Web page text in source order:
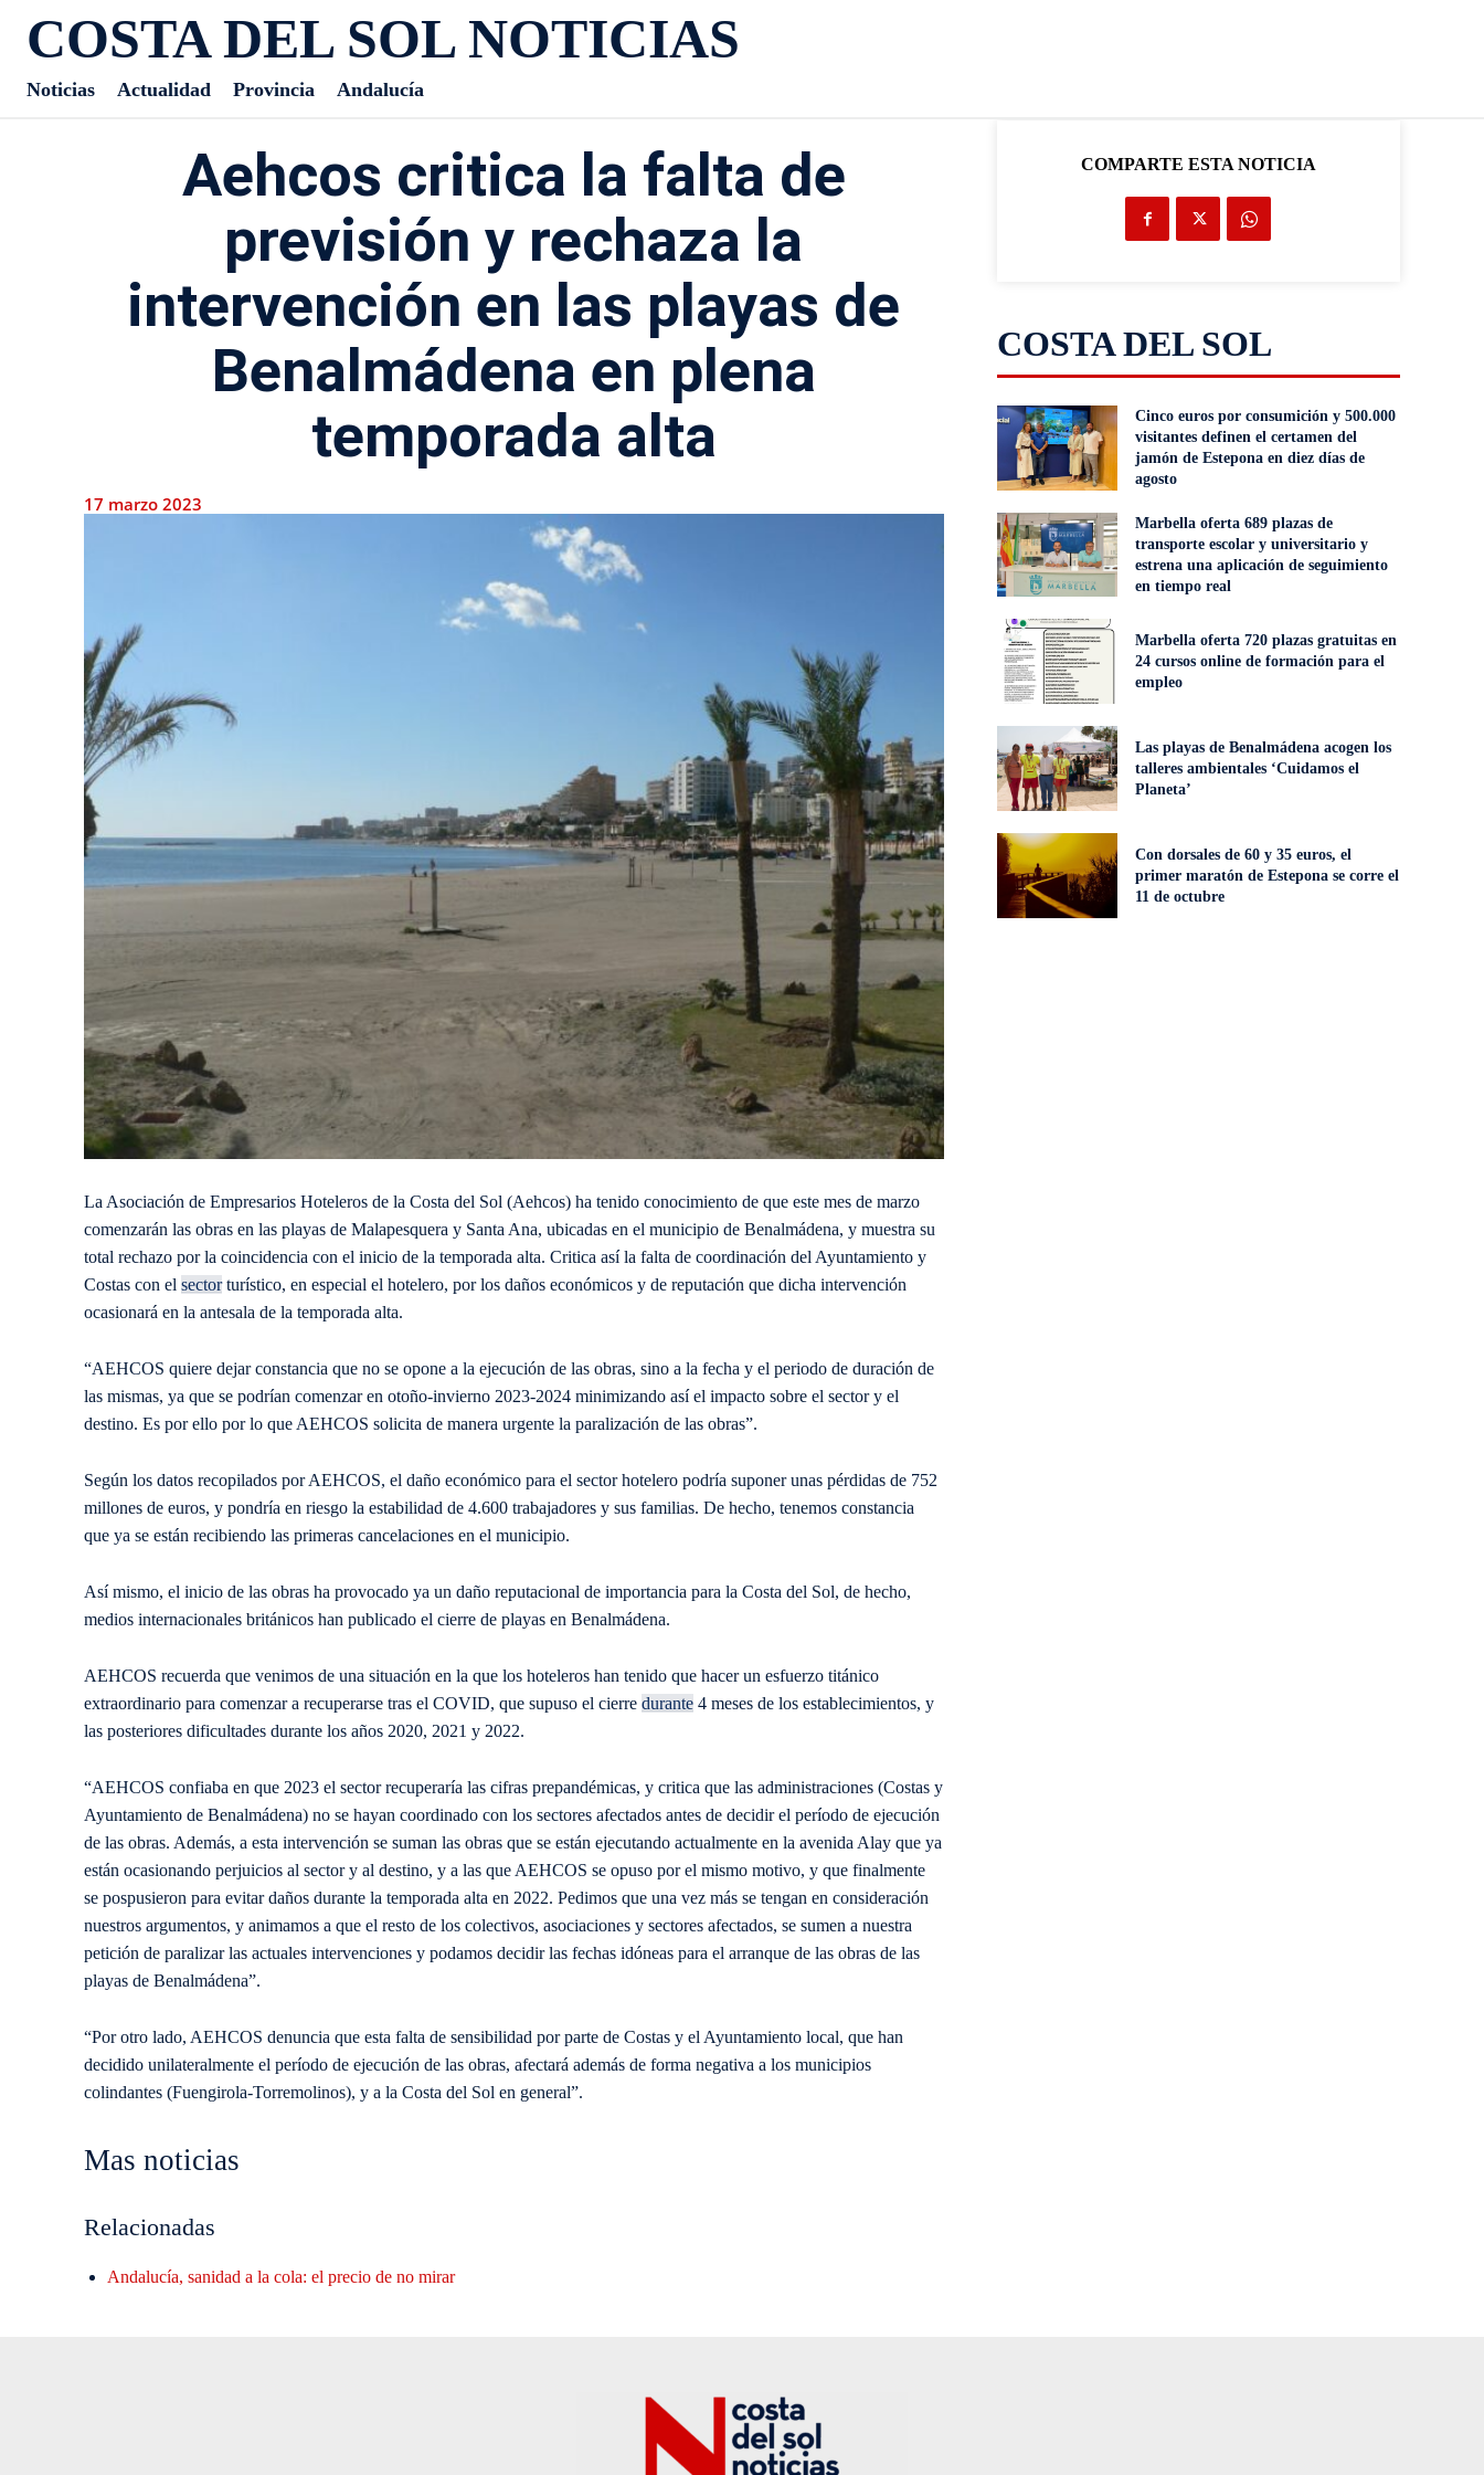
COSTA DEL SOL NOTICIAS
Noticias Actualidad Provincia Andalucía
Aehcos critica la falta de
previsión y rechaza la
intervención en las playas de
Benalmádena en plena
temporada alta
17 marzo 2023
La Asociación de Empresarios Hoteleros de la Costa del Sol (Aehcos) ha tenido conocimiento de que este mes de marzo
comenzarán las obras en las playas de Malapesquera y Santa Ana, ubicadas en el municipio de Benalmádena, y muestra su
total rechazo por la coincidencia con el inicio de la temporada alta. Critica así la falta de coordinación del Ayuntamiento y
Costas con el sectorturístico, en especial el hotelero, por los daños económicos y de reputación que dicha intervención
ocasionará en la antesala de la temporada alta.
“AEHCOS quiere dejar constancia que no se opone a la ejecución de las obras, sino a la fecha y el periodo de duración de
las mismas, ya que se podrían comenzar en otoño-invierno 2023-2024 minimizando así el impacto sobre el sector y el
destino. Es por ello por lo que AEHCOS solicita de manera urgente la paralización de las obras”.
Según los datos recopilados por AEHCOS, el daño económico para el sector hotelero podría suponer unas pérdidas de 752
millones de euros, y pondría en riesgo la estabilidad de 4.600 trabajadores y sus familias. De hecho, tenemos constancia
que ya se están recibiendo las primeras cancelaciones en el municipio.
Así mismo, el inicio de las obras ha provocado ya un daño reputacional de importancia para la Costa del Sol, de hecho,
medios internacionales británicos han publicado el cierre de playas en Benalmádena.
AEHCOS recuerda que venimos de una situación en la que los hoteleros han tenido que hacer un esfuerzo titánico
extraordinario para comenzar a recuperarse tras el COVID, que supuso el cierre durante 4 meses de los establecimientos, y
las posteriores dificultades durante los años 2020, 2021 y 2022.
“AEHCOS confiaba en que 2023 el sector recuperaría las cifras prepandémicas, y critica que las administraciones (Costas y
Ayuntamiento de Benalmádena) no se hayan coordinado con los sectores afectados antes de decidir el período de ejecución
de las obras. Además, a esta intervención se suman las obras que se están ejecutando actualmente en la avenida Alay que ya
están ocasionando perjuicios al sector y al destino, y a las que AEHCOS se opuso por el mismo motivo, y que finalmente
se pospusieron para evitar daños durante la temporada alta en 2022. Pedimos que una vez más se tengan en consideración
nuestros argumentos, y animamos a que el resto de los colectivos, asociaciones y sectores afectados, se sumen a nuestra
petición de paralizar las actuales intervenciones y podamos decidir las fechas idóneas para el arranque de las obras de las
playas de Benalmádena”.
“Por otro lado, AEHCOS denuncia que esta falta de sensibilidad por parte de Costas y el Ayuntamiento local, que han
decidido unilateralmente el período de ejecución de las obras, afectará además de forma negativa a los municipios
colindantes (Fuengirola-Torremolinos), y a la Costa del Sol en general”.
Mas noticias
Relacionadas
Andalucía, sanidad a la cola: el precio de no mirar
COMPARTE ESTA NOTICIA
COSTA DEL SOL
Cinco euros por consumición y 500.000
visitantes definen el certamen del
jamón de Estepona en diez días de
agosto
Marbella oferta 689 plazas de
transporte escolar y universitario y
estrena una aplicación de seguimiento
en tiempo real
Marbella oferta 720 plazas gratuitas en
24 cursos online de formación para el
empleo
Las playas de Benalmádena acogen los
talleres ambientales ‘Cuidamos el
Planeta’
Con dorsales de 60 y 35 euros, el
primer maratón de Estepona se corre el
11 de octubre